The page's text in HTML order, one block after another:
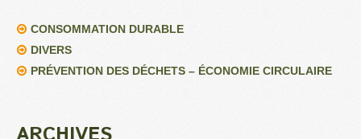
CONSOMMATION DURABLE
DIVERS
PRÉVENTION DES DÉCHETS – ÉCONOMIE CIRCULAIRE